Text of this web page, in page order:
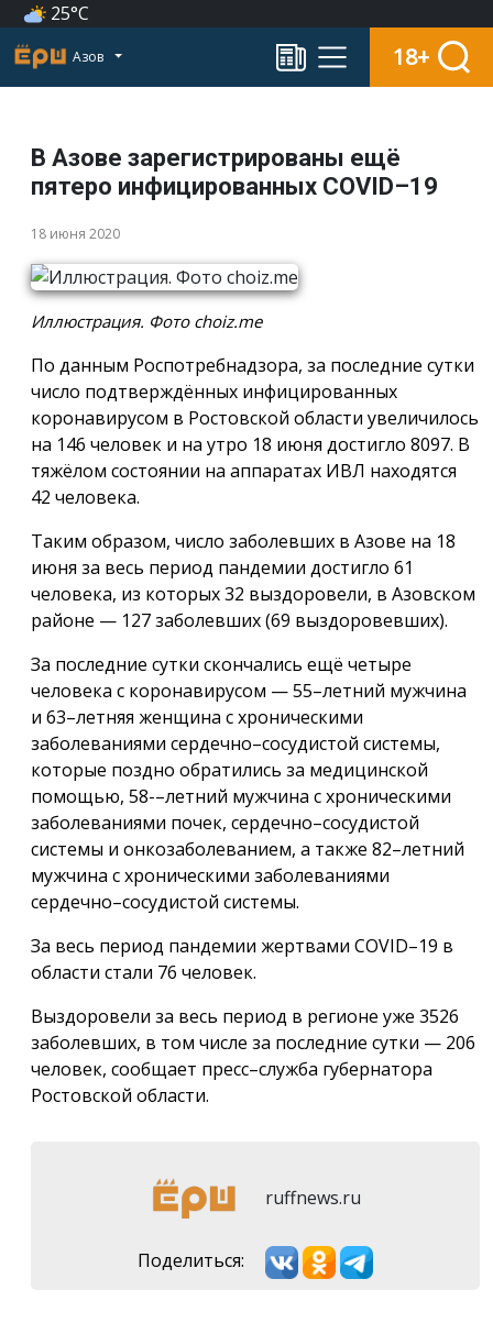
25°C
Азов 18+
В Азове зарегистрированы ещё
пятеро инфицированных COVID–19
18 июня 2020
Иллюстрация. Фото choiz.me
По данным Роспотребнадзора, за последние сутки
число подтверждённых инфицированных
коронавирусом в Ростовской области увеличилось
на 146 человек и на утро 18 июня достигло 8097. В
тяжёлом состоянии на аппаратах ИВЛ находятся
42 человека.
Таким образом, число заболевших в Азове на 18
июня за весь период пандемии достигло 61
человека, из которых 32 выздоровели, в Азовском
районе — 127 заболевших (69 выздоровевших).
За последние сутки скончались ещё четыре
человека с коронавирусом — 55–летний мужчина
и 63–летняя женщина с хроническими
заболеваниями сердечно–сосудистой системы,
которые поздно обратились за медицинской
помощью, 58-–летний мужчина с хроническими
заболеваниями почек, сердечно–сосудистой
системы и онкозаболеванием, а также 82–летний
мужчина с хроническими заболеваниями
сердечно–сосудистой системы.
За весь период пандемии жертвами COVID–19 в
области стали 76 человек.
Выздоровели за весь период в регионе уже 3526
заболевших, в том числе за последние сутки — 206
человек, сообщает пресс–служба губернатора
Ростовской области.
ruffnews.ru
Поделиться: